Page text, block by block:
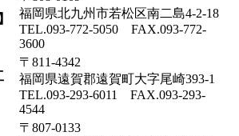
福岡県北九州市若松区南二島4-2-18
TEL.093-772-5050 FAX.093-772-
3600
〒811-4342
福岡県遠賀郡遠賀町大字尾崎393-1
TEL.093-293-6011 FAX.093-293-
4544
〒807-0133